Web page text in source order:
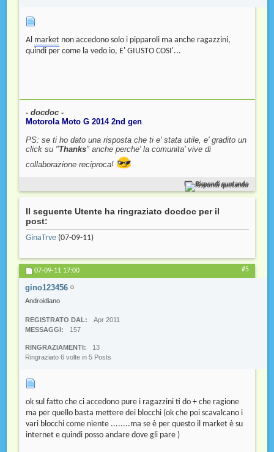
Al market non accedono solo i pipparoli ma anche ragazzini,
quindi per come la vedo io, E' GIUSTO COSI'...
- docdoc -
Motorola Moto G 2014 2nd gen
PS: se ti ho dato una risposta che ti e' stata utile, e' gradito un
click su "Thanks" anche perche' la comunita' vive di
collaborazione reciproca!
Rispondi quotando
Il seguente Utente ha ringraziato docdoc per il
post:
GinaTrve (07-09-11)
07-09-11 17:00 #5
gino123456
Androidiano
REGISTRATO DAL
Apr 2011
MESSAGGI
157
RINGRAZIAMENTI
13
Ringraziato 6 volte in 5 Posts
ok sul fatto che ci accedono pure i ragazzini ti do + che ragione
ma per quello basta mettere dei blocchi (ok che poi scavalcano i
vari blocchi come niente ........ma se è per questo il market è su
internet e quindi posso andare dove gli pare )